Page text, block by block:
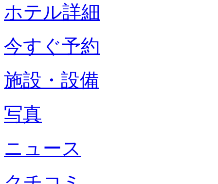
ホテル詳細
今すぐ予約
施設・設備
写真
ニュース